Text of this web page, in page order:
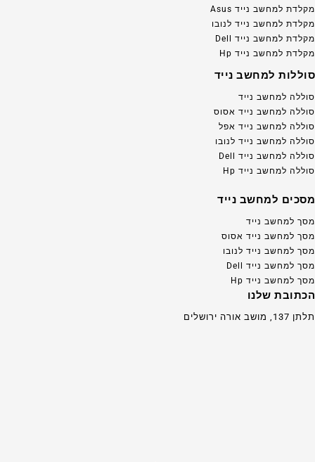
מקלדת למחשב נייד Asus
מקלדת למחשב נייד לנובו
מקלדת למחשב נייד Dell
מקלדת למחשב נייד Hp
סוללות למחשב נייד
סוללה למחשב נייד
סוללה למחשב נייד אסוס
סוללה למחשב נייד אפל
סוללה למחשב נייד לנובו
סוללה למחשב נייד Dell
סוללה למחשב נייד Hp
מסכים למחשב נייד
מסך למחשב נייד
מסך למחשב נייד אסוס
מסך למחשב נייד לנובו
מסך למחשב נייד Dell
מסך למחשב נייד Hp
הכתובת שלנו
תלתן 137, מושב אורה ירושלים